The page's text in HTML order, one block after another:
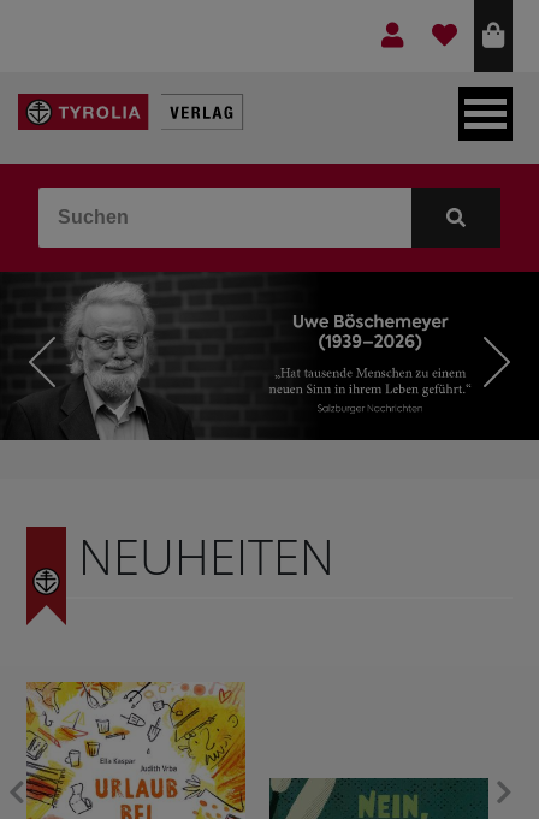
LEBEN & GLAUBE
KOCHEN & GESUNDHEIT
KINDER- & JUGENDBUCH
IDEEN & BEGLEITMATERIAL
NEUHEITEN